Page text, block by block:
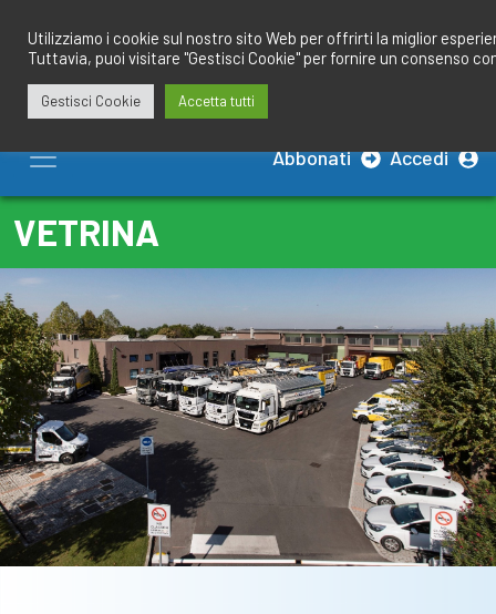
contenuto
Abbonati Accedi
VETRINA
Utilizziamo i cookie sul nostro sito Web per offrirti la miglior
Tuttavia, puoi visitare "Gestisci Cookie" per fornire un consenso
Gestisci Cookie Accetta tutti